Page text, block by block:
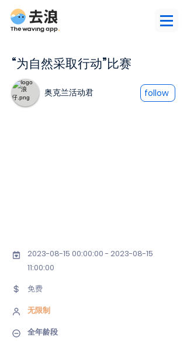
“为自然采取行动”比赛
奥克兰活动君 follow
2023-08-15 00:00:00 - 2023-08-15
11:00:00
免费
无限制
全年龄段